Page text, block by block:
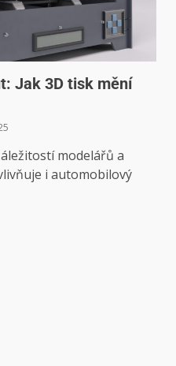
Jak 3D tisk mění
modelářů a
i automobilový